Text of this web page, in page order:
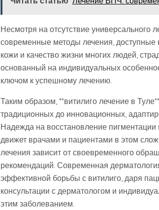
Несмотря на отсутствие универсального
современные методы лечения, доступные
кожи и качество жизни многих людей,
основанный на индивидуальных
ключом к успешному лечению.
Таким образом, **витилиго лечение в
традиционных до инновационных,
Надежда на восстановление пигментации
движет врачами и пациентами в этом
лечения зависит от своевременного
рекомендаций. Современная
эффективной борьбы с витилиго, даря
консультации с дерматологом и
этим заболеванием.